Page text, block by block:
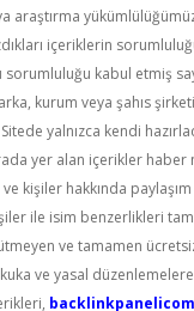
araştırma
içeriklerin
kabul etmiş
kurum veya şahıs
yalnızca kendi
yer alan içerikler haber
kişiler hakkında
ile isim benzerlikleri
ve tamamen
ve yasal düzenlemelere